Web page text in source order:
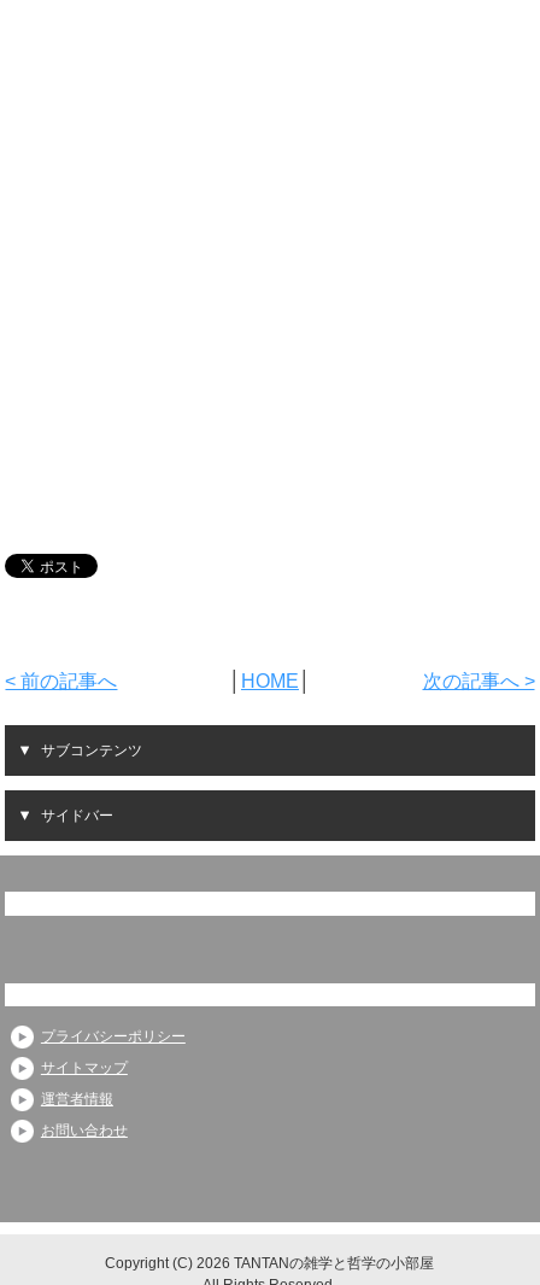
< 前の記事へ HOME 次の記事へ >
サブコンテンツ
サイドバー
プライバシーポリシー
サイトマップ
運営者情報
お問い合わせ
Copyright (C) 2026 TANTANの雑学と哲学の小部屋